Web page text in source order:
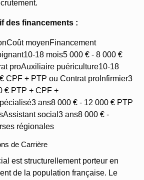
des financements :
moyenFinancement
18 mois5 000 € - 8 000 €
proAuxiliaire puériculture10-18
CPF + PTP ou Contrat proInfirmier3
€ PTP + CPF +
ans8 000 € - 12 000 € PTP
social3 ans8 000 € -
régionales
de Carrière
est structurellement porteur en
de la population française. Le